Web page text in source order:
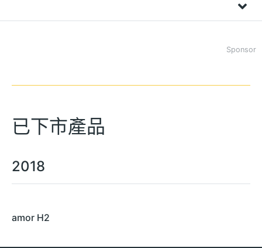
Sponsor
已下市產品
2018
amor H2